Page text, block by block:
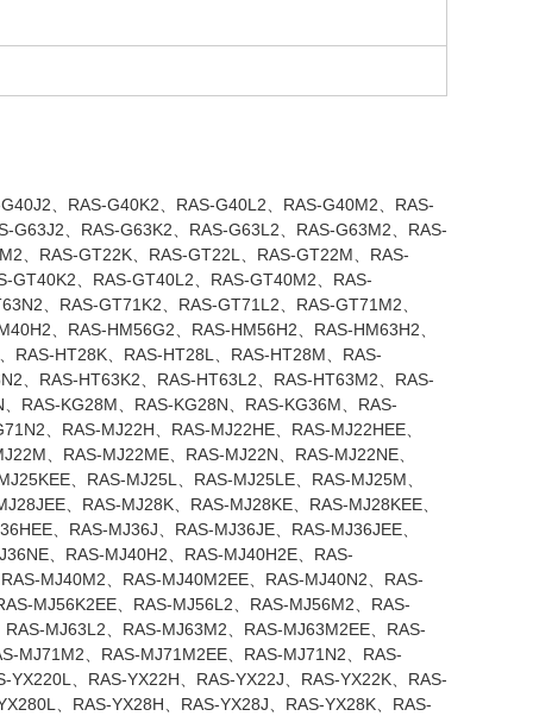
、RAS-G40K2、RAS-G40L2、RAS-G40M2、RAS-
、RAS-G63K2、RAS-G63L2、RAS-G63M2、RAS-
、RAS-GT22K、RAS-GT22L、RAS-GT22M、RAS-
GT40K2、RAS-GT40L2、RAS-GT40M2、RAS-
、RAS-GT71K2、RAS-GT71L2、RAS-GT71M2、
、RAS-HM56G2、RAS-HM56H2、RAS-HM63H2、
RAS-HT28K、RAS-HT28L、RAS-HT28M、RAS-
、RAS-HT63K2、RAS-HT63L2、RAS-HT63M2、RAS-
RAS-KG28M、RAS-KG28N、RAS-KG36M、RAS-
、RAS-MJ22H、RAS-MJ22HE、RAS-MJ22HEE、
、RAS-MJ22ME、RAS-MJ22N、RAS-MJ22NE、
、RAS-MJ25L、RAS-MJ25LE、RAS-MJ25M、
、RAS-MJ28K、RAS-MJ28KE、RAS-MJ28KEE、
、RAS-MJ36J、RAS-MJ36JE、RAS-MJ36JEE、
、RAS-MJ40H2、RAS-MJ40H2E、RAS-
MJ40M2、RAS-MJ40M2EE、RAS-MJ40N2、RAS-
MJ56K2EE、RAS-MJ56L2、RAS-MJ56M2、RAS-
MJ63L2、RAS-MJ63M2、RAS-MJ63M2EE、RAS-
MJ71M2、RAS-MJ71M2EE、RAS-MJ71N2、RAS-
、RAS-YX22H、RAS-YX22J、RAS-YX22K、RAS-
、RAS-YX28H、RAS-YX28J、RAS-YX28K、RAS-